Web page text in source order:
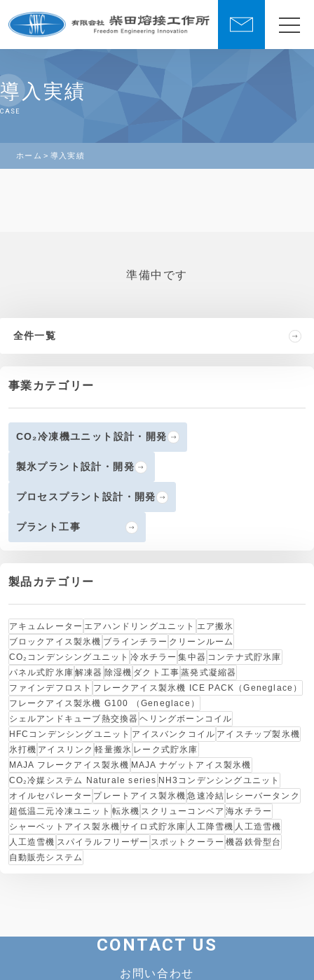
導入実績
CASE
ホーム 導入実績
準備中です
全件一覧
事業カテゴリー
CO₂冷凍機ユニット設計・開発
製氷プラント設計・開発
プロセスプラント設計・開発
プラント工事
製品カテゴリー
アキュムレーター エアハンドリングユニット エア搬氷
ブロックアイス製氷機 ブラインチラー クリーンルーム
CO₂コンデンシングユニット 冷水チラー 集中器 コンテナ式貯氷庫
パネル式貯氷庫 解凍器 除湿機 ダクト工事 蒸発式凝縮器
ファインデフロスト フレークアイス製氷機 ICE PACK（Geneglace）
フレークアイス製氷機 G100 （Geneglace）
シェルアンドキューブ熱交換器 ヘリングボーンコイル
HFCコンデンシングユニット アイスバンクコイル アイスチップ製氷機
氷打機 アイスリンク 軽量搬氷 レーク式貯氷庫
MAJA フレークアイス製氷機 MAJA ナゲットアイス製氷機
CO₂冷媒システム Naturale series NH3コンデンシングユニット
オイルセパレーター プレートアイス製氷機 急速冷結 レシーバータンク
超低温二元冷凍ユニット 転氷機 スクリューコンベア 海水チラー
シャーベットアイス製氷機 サイロ式貯氷庫 人工降雪機 人工造雪機
人工造雪機 スパイラルフリーザー スポットクーラー 機器鉄骨型台
自動販売システム
CONTACT US
お問い合わせ